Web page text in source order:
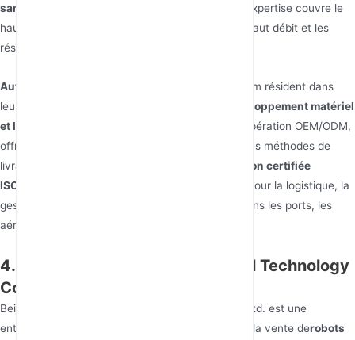
sans fil et l'accès haut débit
technologies. Leur expertise couvre le
haut débit mobile, la couverture sans fil, l'accès haut débit et les
réseaux industriels.
Autres points :
Les forces principales de Visonicom résident dans
leur
professionnalisme, leurs capacités de développement matériel
et logiciel internes, et leur flexibilité
dans la coopération OEM/ODM,
offrant des options comme le SKD/CKD et diverses méthodes de
livraison. Ils opèrent depuis une
base de fabrication certifiée
ISO9001
: Assure une connectivité transparente pour la logistique, la
gestion de flotte et les services aux passagers dans les ports, les
aéroports ou les gares.
4. Beijing Borui Intelligent Control Technology
Co., Ltd.
Beijing Borui Intelligent Control Technology Co., Ltd. est une
entreprise engagée dans la R&D, la production et la vente derobots